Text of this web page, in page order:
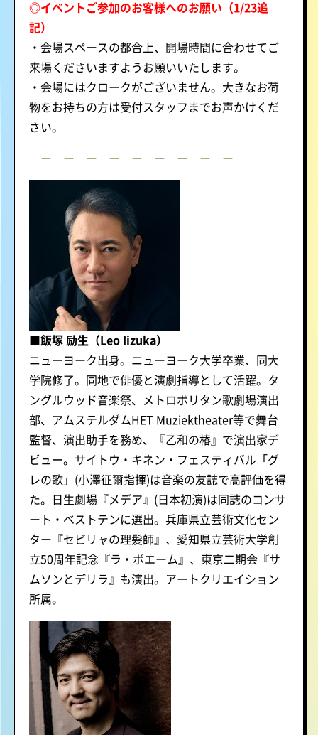
◎イベントご参加のお客様へのお願い（1/23追
記）
・会場スペースの都合上、開場時間に合わせてご
来場くださいますようお願いいたします。
・会場にはクロークがございません。大きなお荷
物をお持ちの方は受付スタッフまでお声かけくだ
さい。
ー ー ー ー ー ー ー ー ー
■飯塚 励生（Leo Iizuka）
ニューヨーク出身。ニューヨーク大学卒業、同大
学院修了。同地で俳優と演劇指導として活躍。タ
ングルウッド音楽祭、メトロポリタン歌劇場演出
部、アムステルダムHET Muziektheater等で舞台
監督、演出助手を務め、『乙和の椿』で演出家デ
ビュー。サイトウ・キネン・フェスティバル「グ
レの歌」(小澤征爾指揮)は音楽の友誌で高評価を得
た。日生劇場『メデア』(日本初演)は同誌のコンサ
ート・ベストテンに選出。兵庫県立芸術文化セン
ター『セビリャの理髪師』、愛知県立芸術大学創
立50周年記念『ラ・ボエーム』、東京二期会『サ
ムソンとデリラ』も演出。アートクリエイション
所属。